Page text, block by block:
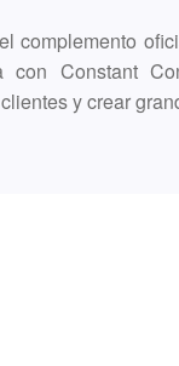
complemento
Constant
y crear